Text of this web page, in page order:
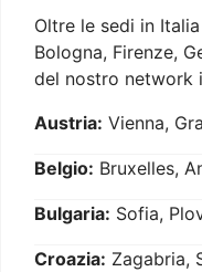
Oltre le sedi in
Bologna, Firenze,
del nostro network
Austria: Vienna,
Belgio: Bruxelles,
Bulgaria: Sofia,
Croazia: Zagabria,